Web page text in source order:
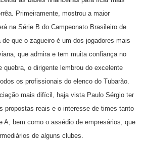
Primeiramente, mostrou a maior
na Série B do Campeonato Brasileiro de
que o zagueiro é um dos jogadores mais
que admira e tem muita confiança no
quebra, o dirigente lembrou do excelente
os profissionais do elenco do Tubarão.
mais difícil, haja vista Paulo Sérgio ter
propostas reais e o interesse de times tanto
A, bem como o assédio de empresários, que
de alguns clubes.